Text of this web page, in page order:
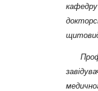
кафедру